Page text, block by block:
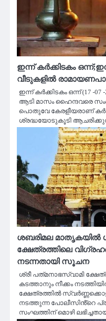
ഇന്ന് കര്‍ക്കിടകം
വീടുകളിൽ
ഇന്ന് കര്‍ക്കിടകം ഒന്ന് (17 -
ആടി മാസം ഹൈന്ദവരെ
പൊതുവേ കേരളീയരാണ്
ശ്രദ്ധയോടുകൂടി
ശബരിമല മാതൃകയിൽ
ക്ഷേത്രത്തിലെ
നടന്നതായി സൂചന
ശ്രീ പത്‌മനാഭസ്വാമി
കടത്താനും നീക്കം
ക്ഷേത്രത്തിൽ
നടത്തുന്ന പോലീസിൻ്റെ
സംഘത്തിന് മൊഴി